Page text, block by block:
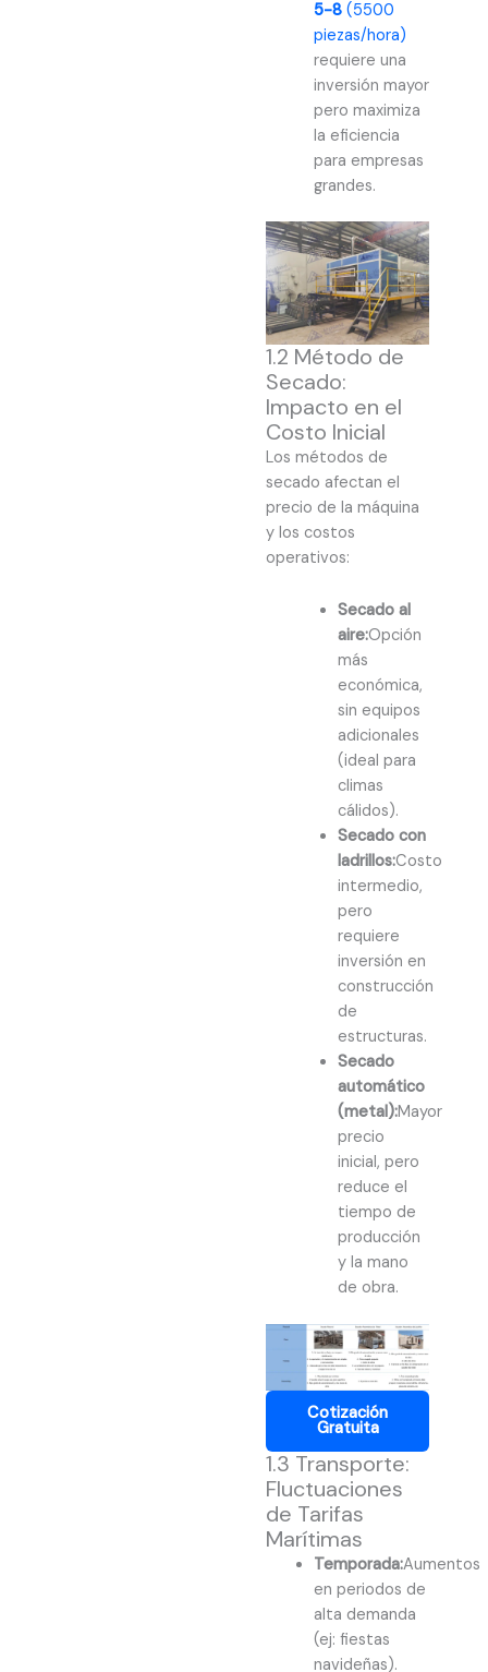
5-8(5500
piezas/hora)
requiere una
inversión mayor
pero maximiza
la eficiencia
para empresas
grandes.
1.2 Método de
Secado:
Impacto en el
Costo Inicial
Los métodos de
secado afectan el
precio de la máquina
y los costos
operativos:
Secado al
aire:Opción
más
económica,
sin equipos
adicionales
(ideal para
climas
cálidos).
Secado con
ladrillos:Costo
intermedio,
pero
requiere
inversión en
construcción
de
estructuras.
Secado
automático
(metal):Mayor
precio
inicial, pero
reduce el
tiempo de
producción
y la mano
de obra.
Cotización
Gratuita
1.3 Transporte:
Fluctuaciones
de Tarifas
Marítimas
Temporada:Aumentos
en periodos de
alta demanda
(ej: fiestas
navideñas).